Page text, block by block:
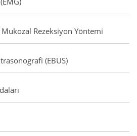
Rezeksiyon Yöntemi
(EBUS)